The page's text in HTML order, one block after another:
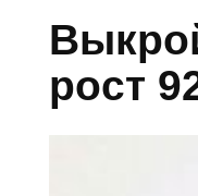
pocт